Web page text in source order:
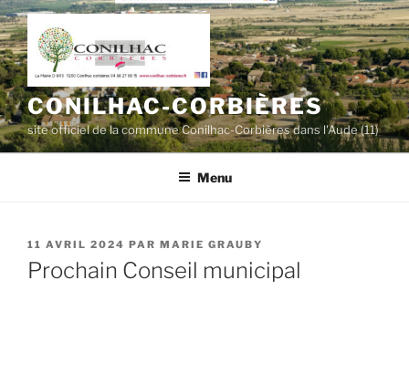
Aller
au
contenu
principal
CONILHAC-CORBIÈRES
site officiel de la commune Conilhac-Corbières dans l'Aude (11)
Menu
PUBLIÉ
LE
11 AVRIL 2024 PAR MARIE GRAUBY
Prochain Conseil municipal